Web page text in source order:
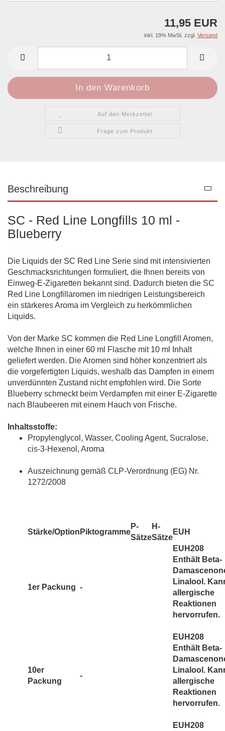
11,95 EUR
inkl. 19% MwSt. zzgl. Versand
Auf den Merkzettel
Frage zum Produkt
Beschreibung
SC - Red Line Longfills 10 ml -
Blueberry
Die Liquids der SC Red Line Serie sind mit intensivierten
Geschmacksrichtungen formuliert, die Ihnen bereits von
Einweg-E-Zigaretten bekannt sind. Dadurch bieten die SC
Red Line Longfillaromen im niedrigen Leistungsbereich
ein stärkeres Aroma im Vergleich zu herkömmlichen
Liquids.
Von der Marke SC kommen die Red Line Longfill Aromen,
welche Ihnen in einer 60 ml Flasche mit 10 ml Inhalt
geliefert werden. Die Aromen sind höher konzentriert als
die vorgefertigten Liquids, weshalb das Dampfen in einem
unverdünnten Zustand nicht empfohlen wird. Die Sorte
Blueberry schmeckt beim Verdampfen mit einer E-Zigarette
nach Blaubeeren mit einem Hauch von Frische.
Inhaltsstoffe:
Propylenglycol, Wasser, Cooling Agent, Sucralose,
cis-3-Hexenol, Aroma
Auszeichnung gemäß CLP-Verordnung (EG) Nr.
1272/2008
Stärke/Option Piktogramme
P-
Sätze
H-
Sätze
EUH
1er Packung -
EUH208
Enthält Beta-
Linalool.
allergische
Reaktionen
hervorrufen.
10er
Packung
-
EUH208
Enthält Beta-
Linalool.
allergische
Reaktionen
hervorrufen.
EUH208